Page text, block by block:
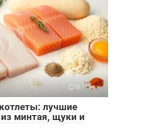
0
лучшие
минтая, щуки и